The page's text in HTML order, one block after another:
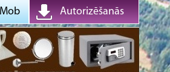
Autorizēšanās
Mob